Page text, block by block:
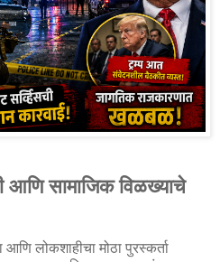
सामाजिक विळख्याचे
आणि लोकशाहीचा मोठा पुरस्कर्ता